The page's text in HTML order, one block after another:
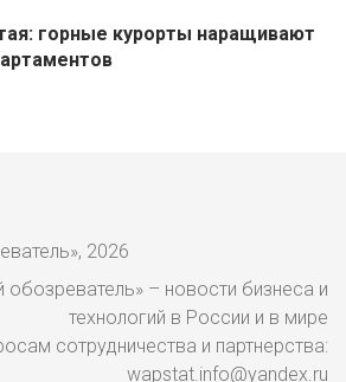
горные курорты наращивают
2026
обозреватель» – новости бизнеса и
технологий в России и в мире
сотрудничества и партнерства:
wapstat.info@yandex.ru